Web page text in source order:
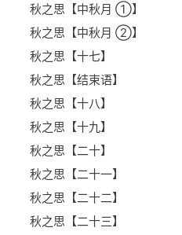
秋之思【中秋月 ①】
秋之思【中秋月 ②】
秋之思【十七】
秋之思【结束语】
秋之思【十八】
秋之思【十九】
秋之思【二十】
秋之思【二十一】
秋之思【二十二】
秋之思【二十三】